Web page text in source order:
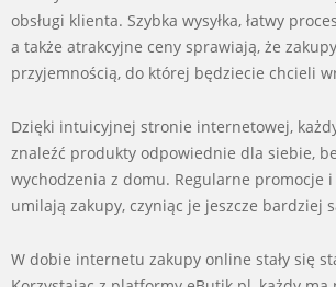
obsługi klienta. Szybka wysyłka, łatwy
a także atrakcyjne ceny sprawiają, że
przyjemnością, do której będziecie chcieli
Dzięki intuicyjnej stronie internetowej,
znaleźć produkty odpowiednie dla siebie,
wychodzenia z domu. Regularne promocje
umilają zakupy, czyniąc je jeszcze bardziej
W dobie internetu zakupy online stały się